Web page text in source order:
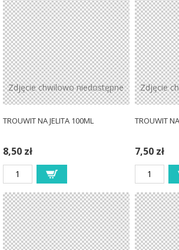
Zdjęcie chwilowo niedostępne
TROUWIT NA JELITA 100ML
8,50 zł
Zdjęcie
TROUWIT
7,50 zł